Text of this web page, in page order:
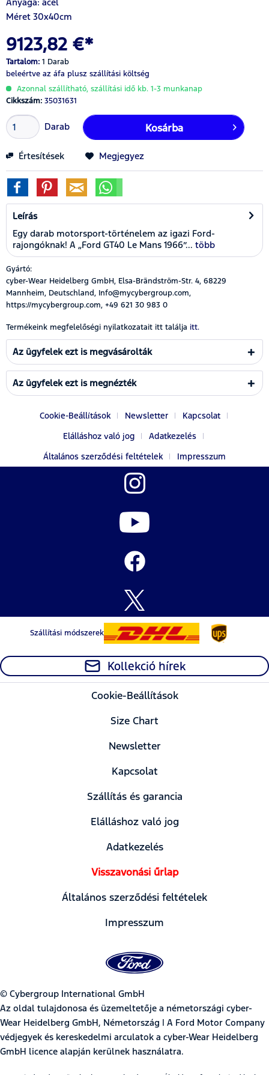
Méret 30x40cm
9123,82 €*
Tartalom: 1 Darab
beleértve az áfa plusz szállítási költség
Azonnal szállítható, szállítási idő kb. 1-3 munkanap
Cikkszám: 35031631
Darab Kosárba
Értesítések Megjegyez
Leírás
Egy darab motorsport-történelem az igazi Ford-
rajongóknak! A „Ford GT40 Le Mans 1966”... több
Gyártó:
cyber-Wear Heidelberg GmbH, Elsa-Brändström-Str. 4, 68229
Mannheim, Deutschland, Info@mycybergroup.com,
https://mycybergroup.com, +49 621 30 983 0
Termékeink megfelelőségi nyilatkozatait itt találja itt.
Az ügyfelek ezt is megvásárolták
Az ügyfelek ezt is megnézték
Cookie-Beállítások Newsletter
Kapcsolat
Elálláshoz való jog
Adatkezelés
Általános szerződési feltételek
Impresszum
Szállítási módszerek
Kollekció hírek
Cookie-Beállítások
Size Chart
Newsletter
Kapcsolat
Szállítás és garancia
Elálláshoz való jog
Adatkezelés
Visszavonási űrlap
Általános szerződési feltételek
Impresszum
© Cybergroup International GmbH
Az oldal tulajdonosa és üzemeltetője a németországi cyber-
Wear Heidelberg GmbH, Németország | A Ford Motor Company
védjegyek és kereskedelmi arculatok a cyber-Wear Heidelberg
GmbH licence alapján kerülnek használatra.